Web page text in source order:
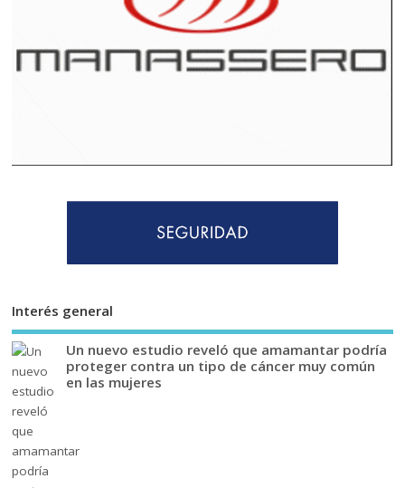
Interés general
Un nuevo estudio reveló que amamantar podría
proteger contra un tipo de cáncer muy común
en las mujeres